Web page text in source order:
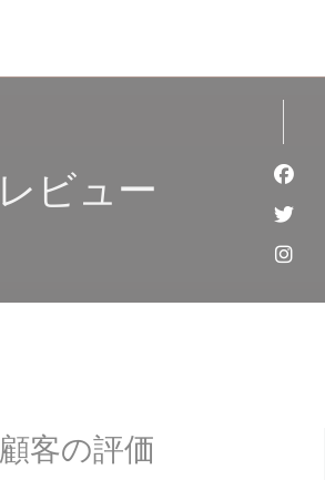
レビュー
顧客の評価